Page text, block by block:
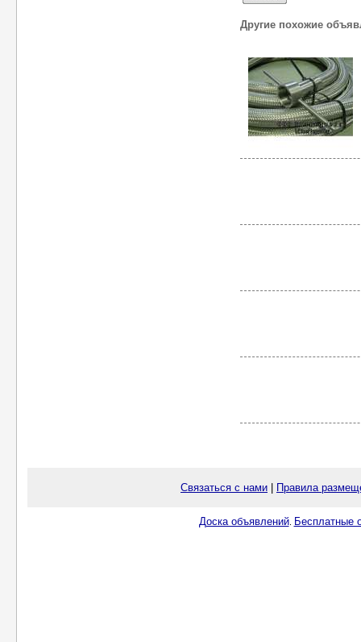
Другие похожие
Связаться с нами Правила
Доска объявлений. Бесплатные